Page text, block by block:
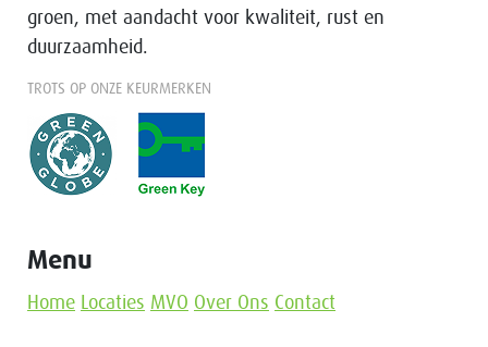
groen, met aandacht voor kwaliteit, rust en
duurzaamheid.
TROTS OP ONZE KEURMERKEN
Menu
Home Locaties MVO Over Ons Contact